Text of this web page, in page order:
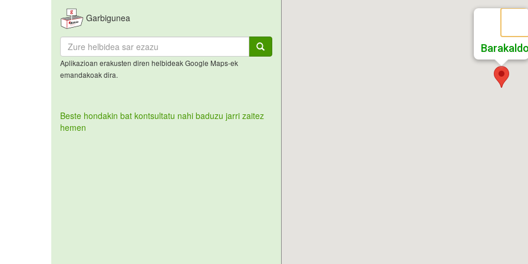
Garbigunea
Aplikazioan erakusten diren helbideak Google Maps-ek
emandakoak dira.
Beste hondakin bat kontsultatu nahi baduzu jarri zaitez
hemen